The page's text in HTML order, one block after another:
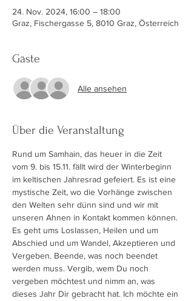
24. Nov. 2024, 16:00 – 18:00
Graz, Fischergasse 5, 8010 Graz, Österreich
Gäste
Alle ansehen
Über die Veranstaltung
Rund um Samhain, das heuer in die Zeit
vom 9. bis 15.11. fällt wird der Winterbeginn
im keltischen Jahresrad gefeiert. Es ist eine
mystische Zeit, wo die Vorhänge zwischen
den Welten sehr dünn sind und wir mit
unseren Ahnen in Kontakt kommen können.
Es geht ums Loslassen, Heilen und um
Abschied und um Wandel, Akzeptieren und
Vergeben. Beende, was noch beendet
werden muss. Vergib, wem Du noch
vergeben möchtest und nimm an, was
dieses Jahr Dir gebracht hat. Ich möchte ein